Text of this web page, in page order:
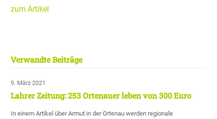
zum Artikel
Verwandte Beiträge
9. März 2021
Lahrer Zeitung: 253 Ortenauer leben von 300 Euro
In einem Artikel über Armut in der Ortenau werden regionale